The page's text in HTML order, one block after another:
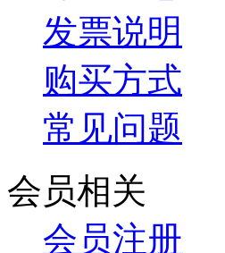
发票说明
购买方式
常见问题
会员相关
会员注册